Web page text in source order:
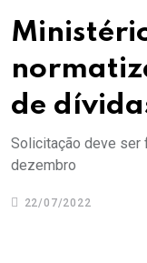
de
Solicitação deve ser
dezembro
22/07/2022